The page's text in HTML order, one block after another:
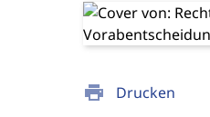
print Drucken